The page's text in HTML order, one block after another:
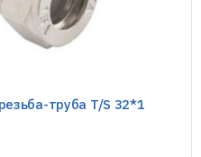
труба T/S 32*1